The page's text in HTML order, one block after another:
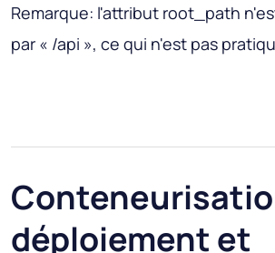
Remarque: l'attribut root_path
par « /api », ce qui n'est pas
déploiement et